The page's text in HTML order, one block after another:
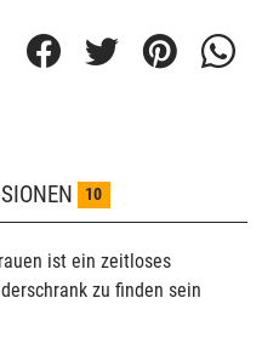
10
ist ein zeitloses
zu finden sein